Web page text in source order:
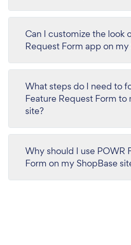
Can I customize the look
Request Form app on my
What steps do I need to
Feature Request Form to
site?
Why should I use POWR
Form on my ShopBase